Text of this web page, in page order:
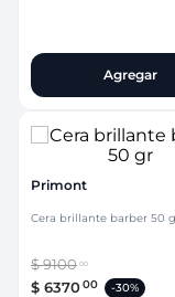
Agregar
Primont
Cera brillante barber 50
$9100 00
$ 637000 -30%